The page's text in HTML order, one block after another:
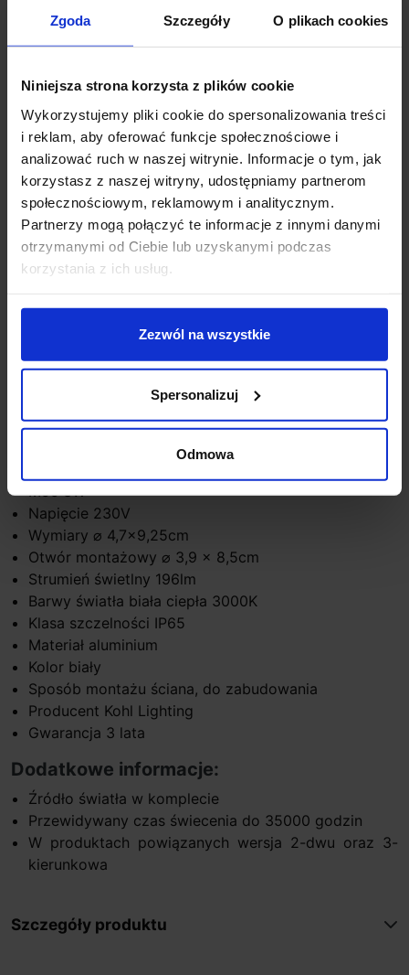
Zgoda Szczegóły O plikach cookies
Niniejsza strona korzysta z plików cookie
Wykorzystujemy pliki cookie do spersonalizowania treści
i reklam, aby oferować funkcje społecznościowe i
analizować ruch w naszej witrynie. Informacje o tym, jak
korzystasz z naszej witryny, udostępniamy partnerom
społecznościowym, reklamowym i analitycznym.
Partnerzy mogą połączyć te informacje z innymi danymi
otrzymanymi od Ciebie lub uzyskanymi podczas
korzystania z ich usług.
Zezwól na wszystkie
Spersonalizuj
Odmowa
Opis
KOHL ONIK IP65 K60102to ścienna okrągła oprawa
zewnętrzna LED do zabudowy, wykonana z aluminium
w kolorze białym, świecąca w jednym kierunku
(dostępna także wersja 2-kierunkowa oraz 3-
moduł LED o mocy 3W z białą ciepłą barwą światła
3000K. Oprawa przeznaczona jest do wbudowania w
ścianę, dzięki szczelności IP65 doskonale sprawdzi się
chodników i murków wokół budynków.
Moc 3W
Napięcie 230V
Wymiary ⌀ 4,7x9,25cm
Otwór montażowy ⌀ 3,9 x 8,5cm
Strumień świetlny 196lm
Barwy światła biała ciepła 3000K
Klasa szczelności IP65
Materiał aluminium
Kolor biały
Sposób montażu ściana, do zabudowania
Producent Kohl Lighting
Gwarancja 3 lata
Dodatkowe informacje:
Źródło światła w komplecie
Przewidywany czas świecenia do 35000 godzin
W produktach powiązanych wersja 2-dwu oraz 3-
kierunkowa
Szczegóły produktu